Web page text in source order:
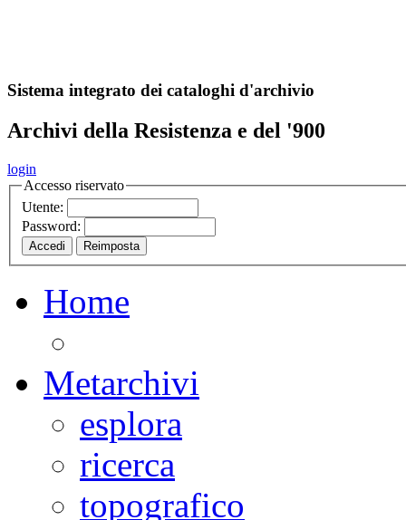
Sistema integrato dei cataloghi d'archivio
Archivi della Resistenza e del '900
login
Accesso riservato
Utente:
Password:
Home
Metarchivi
esplora
ricerca
topografico